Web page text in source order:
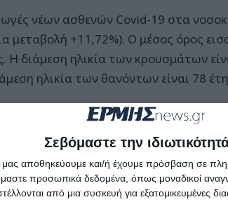
Σεβόμαστε την
μας αποθηκεύουμε και/ή έχουμε πρόσβαση σε
προσωπικά δεδομένα, όπως μοναδικοί
από μια συσκευή για εξατομικευμένες
νέων ασθενών Covid-19 στα
μεταβολή +11,72%). Ο μέσος όρος
Η διάμεση ηλικία των κρουσμάτων
ηλικία των θανόντων είναι 78